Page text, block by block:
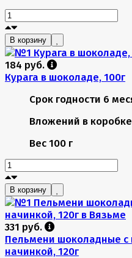
В корзину
184 руб.
Курага в шоколаде, 100г
Срок годности 6
Вложений в коробке
Вес 100 г
В корзину
331 руб.
Пельмени шоколадные с
начинкой, 120г